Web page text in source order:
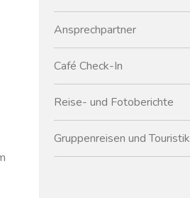
Ansprechpartner
Café Check-In
Reise- und Fotoberichte
Gruppenreisen und Touristik